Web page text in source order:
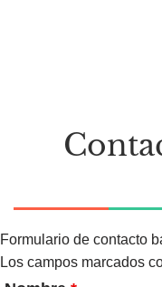
Formulario de contacto
Los campos marcados